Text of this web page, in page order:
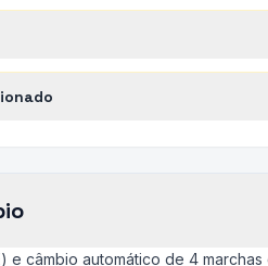
e câmbio automático de 4